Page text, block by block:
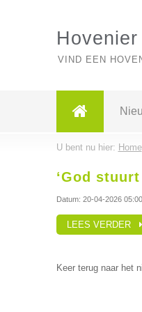
Hovenier
VIND EEN
U bent nu hier: Home
‘God
Datum: 20-04-2026 05:00
LEES VERDER
Keer terug naar het